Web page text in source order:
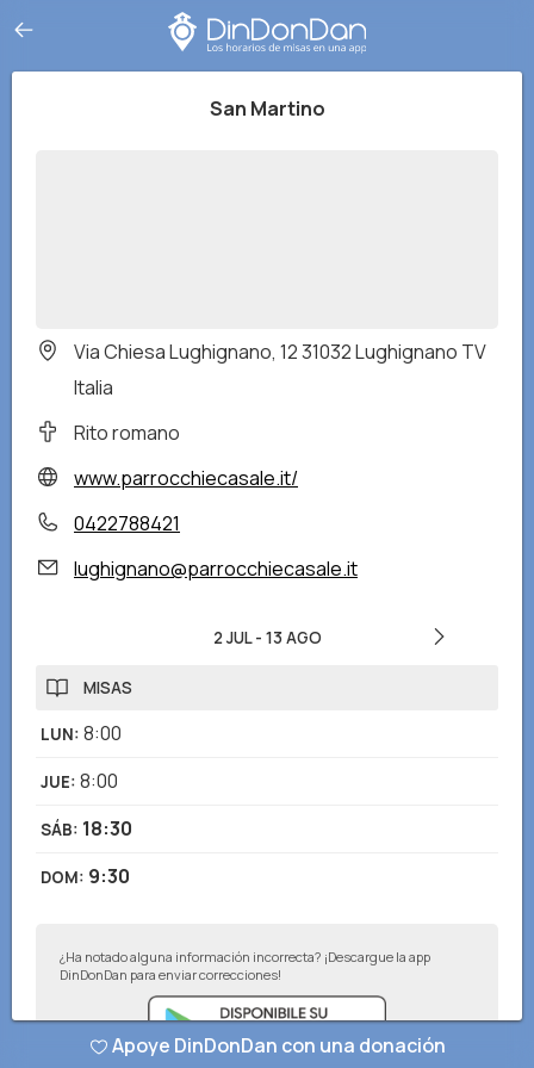
San Martino
Via Chiesa Lughignano, 12 31032 Lughignano TV
Italia
Rito romano
www.parrocchiecasale.it/
0422788421
lughignano@parrocchiecasale.it
2 JUL- 13 AGO
MISAS
LUN: 8:00
JUE: 8:00
SÁB: 18:30
DOM: 9:30
¿Ha notado alguna información incorrecta? ¡Descargue la app
DinDonDan para enviar correcciones!
Apoye DinDonDan con una donación